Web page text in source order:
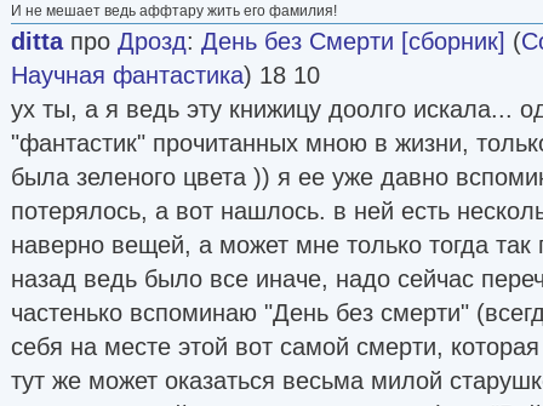
Ставропольском заводе автоприцепов.Как
машинке и отнёс в редакцию газеты
время Евгений Панаско заведовал там
совместительству вёл ежемесячную
фантастики». Маститый журналист
безжалостно выкинул пару фраз и… рассказ
мира» несколько раз переиздавались и даже
краевом литературном конкурсе.
Некоторые рассказы и повести Игоря
сатирической и юмористической научной
переложением фольклорных сказок и легенд.
и рассказы автора составили сборники
И не мешает ведь аффтару жить его фамилия!
dittaпро Дрозд: День без Смерти [сборник] (
Научная фантастика) 18 10
ух ты, а я ведь эту книжицу доолго искала...
"фантастик" прочитанных мною в жизни,
была зеленого цвета )) я ее уже давно
потерялось, а вот нашлось. в ней есть
наверно вещей, а может мне только тогда так
назад ведь было все иначе, надо сейчас
частенько вспоминаю "День без смерти"
себя на месте этой вот самой смерти,
тут же может оказаться весьма милой